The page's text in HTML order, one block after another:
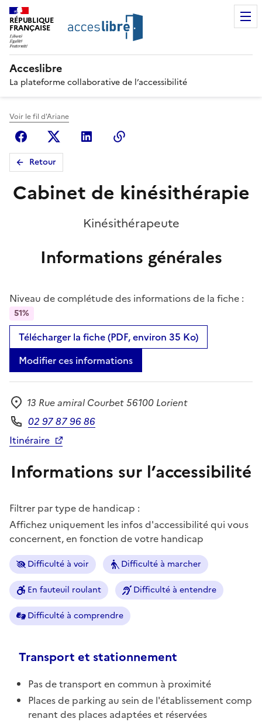
RÉPUBLIQUE
FRANÇAISE
Acceslibre
La plateforme collaborative de l’accessibilité
Voir le fil d'Ariane
FacebookX (anciennement Twitter)
Linkedin
Retour
Cabinet de kinésithérapie
Kinésithérapeute
Informations générales
Niveau de complétude des informations de la fiche :
51%
Télécharger la fiche (PDF, environ 35 Ko)
Modifier ces informations
Adresse
13 Rue amiral Courbet 56100 Lorient
Téléphone
02 97 87 96 86
Itinéraire
Informations sur l’accessibilité
Filtrer par type de handicap :
Affichez uniquement les infos d'accessibilité qui vous
concernent, en fonction de votre handicap
Difficulté à voir Difficulté à marcher
En fauteuil roulant Difficulté à entendre
Difficulté à comprendre
Transport et stationnement
Pas de transport en commun à proximité
Places de parking au sein de l'établissement comp
renant des places adaptées et réservées